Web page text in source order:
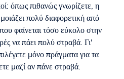
όπως πιθανώς γνωρίζετε, η
πολύ διαφορετική από
φαίνεται τόσο εύκολο στην
να πάει πολύ στραβά. Γι'
μόνο πράγματα για τα
μαζί αν πάνε στραβά.